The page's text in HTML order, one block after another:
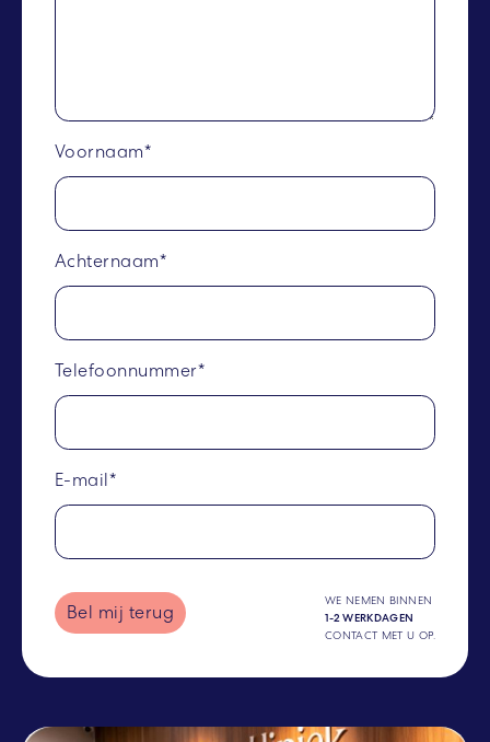
Voornaam*
Achternaam*
Telefoonnummer*
E-mail*
Bel mij terug
WE NEMEN BINNEN
1-2 WERKDAGEN
CONTACT MET U OP.